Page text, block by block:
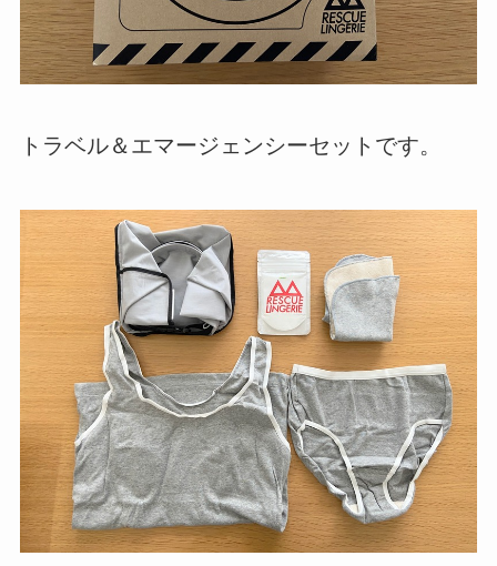
トラベル＆エマージェンシーセットです。